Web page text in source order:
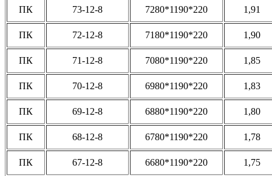
ПК 73-12-8 7280*1190*220 1,91
ПК 72-12-8 7180*1190*220 1,90
ПК 71-12-8 7080*1190*220 1,85
ПК 70-12-8 6980*1190*220 1,83
ПК 69-12-8 6880*1190*220 1,80
ПК 68-12-8 6780*1190*220 1,78
ПК 67-12-8 6680*1190*220 1,75